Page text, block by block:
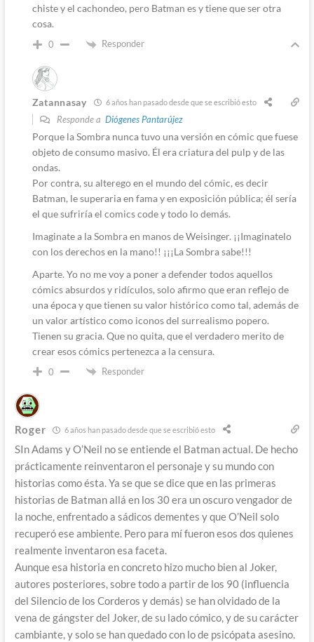
chiste y el cachondeo, pero Batman es y tiene que ser otra
cosa.
0 Responder
Zatannasay 6 años han pasado desde que se escribió esto
Responde a Diógenes Pantarújez
Porque la Sombra nunca tuvo una versión en cómic que fuese
objeto de consumo masivo. Él era criatura del pulp y de las
ondas.
Por contra, su alterego en el mundo del cómic, es decir
Batman, le superaria en fama y en exposición pública; él sería
el que sufriría el comics code y todo lo demás.
Imaginate a la Sombra en manos de Weisinger. ¡¡Imaginatelo
con los derechos en la mano!! ¡¡¡La Sombra sabe!!!
Aparte. Yo no me voy a poner a defender todos aquellos
cómics absurdos y ridículos, solo afirmo que eran reflejo de
una época y que tienen su valor histórico como tal, además de
un valor artístico como iconos del surrealismo popero.
Tienen su gracia. Que no quita, que el verdadero merito de
crear esos cómics pertenezca a la censura.
0 Responder
Roger 6 años han pasado desde que se escribió esto
SIn Adams y O’Neil no se entiende el Batman actual. De hecho
prácticamente reinventaron el personaje y su mundo con
historias como ésta. Ya se que se dice que en las primeras
historias de Batman allá en los 30 era un oscuro vengador de
la noche, enfrentado a sádicos dementes y que O’Neil solo
recuperó ese ambiente. Pero para mí fueron esos dos quienes
realmente inventaron esa faceta.
Aunque esa historia en concreto hizo mucho bien al Joker,
autores posteriores, sobre todo a partir de los 90 (influencia
del Silencio de los Corderos y demás) se han olvidado de la
vena de gángster del Joker, de su lado cómico, y de su carácter
cambiante, y solo se han quedado con lo de psicópata asesino.